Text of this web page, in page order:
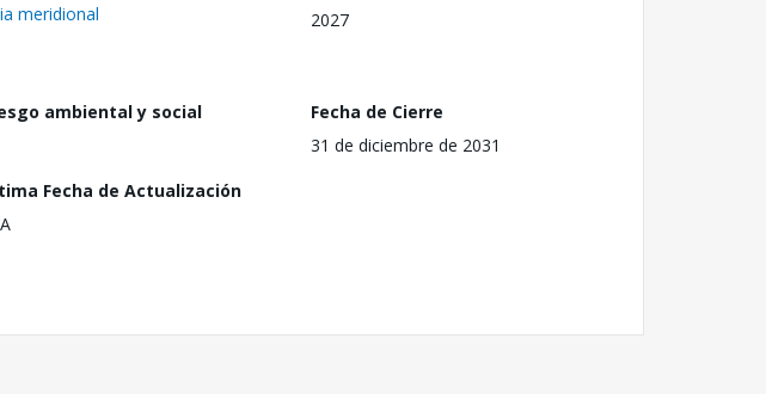
meridional
2027
ambiental y social
Fecha de Cierre
31 de diciembre de 2031
Fecha de Actualización